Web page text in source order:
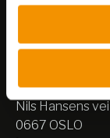
Nerliens
Nils Hansens
0667 OSLO